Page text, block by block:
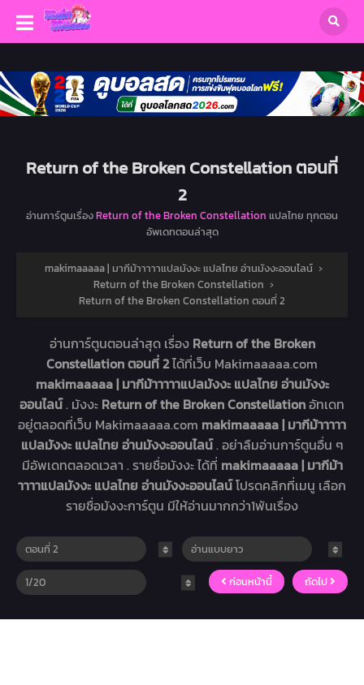
Return of the Broken Constellation ตอนที่
2
อ่านการ์ตูนเรื่องReturn of the Broken Constellation แปลไทย ทุกตอน
อัพเดทตอนล่าสุด
makimaaaaa | มากีม้าาาาาแปลมังงะ แปลไทย อ่านมังงะออนไลน์ ›
Return of the Broken Constellation ›
Return of the Broken Constellation ตอนที่ 2
อ่านการ์ตูนตอนล่าสุด เรื่อง Return of the Broken
Constellation ตอนที่ 2ได้ที่เว็บ Makimaaaaa.com
makimaaaaa | มากีม้าาาาาแปลมังงะ แปลไทย อ่านมังงะ
ออนไลน์. มังงะ Return of the Broken Constellationอัทเดท
อยู่ตลอดที่เว็บ Makimaaaaa.com makimaaaaa | มากีม้าาาาา
แปลมังงะ แปลไทย อ่านมังงะออนไลน์. อย่าลืมอ่านการ์ตูนอื่น ๆ
มีอัพเดทตลอดเวลา . รายชื่อมังงะ ได้ที่ makimaaaaa | มากีม้า
าาาาแปลมังงะ แปลไทย อ่านมังงะออนไลน์โปรดคลิกที่เมนู เลือก
รายชื่อมังงะการ์ตูน มีให้อ่านมากกว่า1พันเรื่อง
ก่อนหน้านี้ ถัดไป